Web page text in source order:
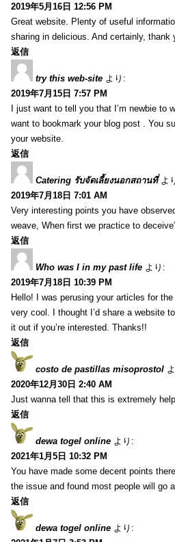
2019年5月16日 12:56 PM
Great website. Plenty of useful
sharing in delicious. And certainly, thank
返信
try this web-site より:
2019年7月15日 7:57 PM
I just want to tell you that I’m newbie to
want to bookmark your blog post . You
your website.
返信
Catering รับจัดเลี้ยงนอกสถานที่ よ
2019年7月18日 7:01 AM
Very interesting points you have
weave, When first we practice to
返信
Who was I in my past life より:
2019年7月18日 10:39 PM
Hello! I was perusing your articles for
very cool. I thought I’d share a website
it out if you’re interested. Thanks!!
返信
costo de pastillas misoprostol
2020年12月30日 2:40 AM
Just wanna tell that this is extremely
返信
dewa togel online より:
2021年1月5日 10:32 PM
You have made some decent points
the issue and found most people will go
返信
dewa togel online より: